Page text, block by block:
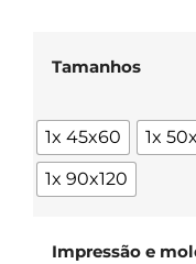
Tamanhos
1x 45x60 1x
1x 90x120
Impressão e